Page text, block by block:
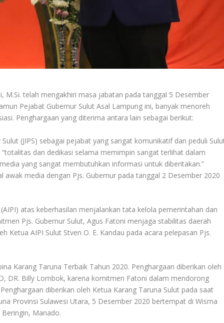
M.Si. telah mengakhiri masa jabatan pada tanggal 5 Desember
Pejabat Gubernur Sulut Asal Lampung ini, banyak menoreh
Penghargaan yang diterima antara lain sebagai berikut:
(JIPS) sebagai pejabat yang sangat komunikatif dan peduli
dan dedikasi selama memimpin sangat terlihat dalam
yang sangat membutuhkan informasi untuk diberitakan.”
media dengan Pjs. Gubernur pada tanggal 2 Desember 2020
atas keberhasilan menjalankan tata kelola pemerintahan dan
Pjs. Gubernur Sulut, Agus Fatoni menjaga stabilitas daerah
Ketua AIPI Sulut Stven O. E. Kandau pada acara pelepasan Pjs.
Karang Taruna Terbaik Tahun 2020. Penghargaan diberikan oleh
DR. Billy Lombok, karena komitmen Fatoni dalam mendorong
diberikan oleh Ketua Karang Taruna Sulut pada saat
Provinsi Sulawesi Utara, 5 Desember 2020 bertempat di Wisma
Manado.